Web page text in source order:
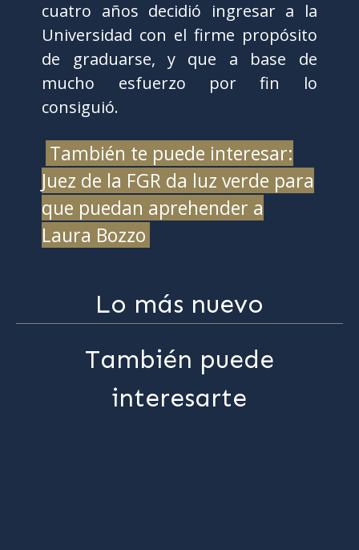
cuatro años decidió ingresar a la
Universidad con el firme propósito
de graduarse, y que a base de
mucho esfuerzo por fin lo
consiguió.
También te puede interesar:
Juez de la FGR da luz verde para
que puedan aprehender a
Laura Bozzo
Lo más nuevo
También puede
interesarte